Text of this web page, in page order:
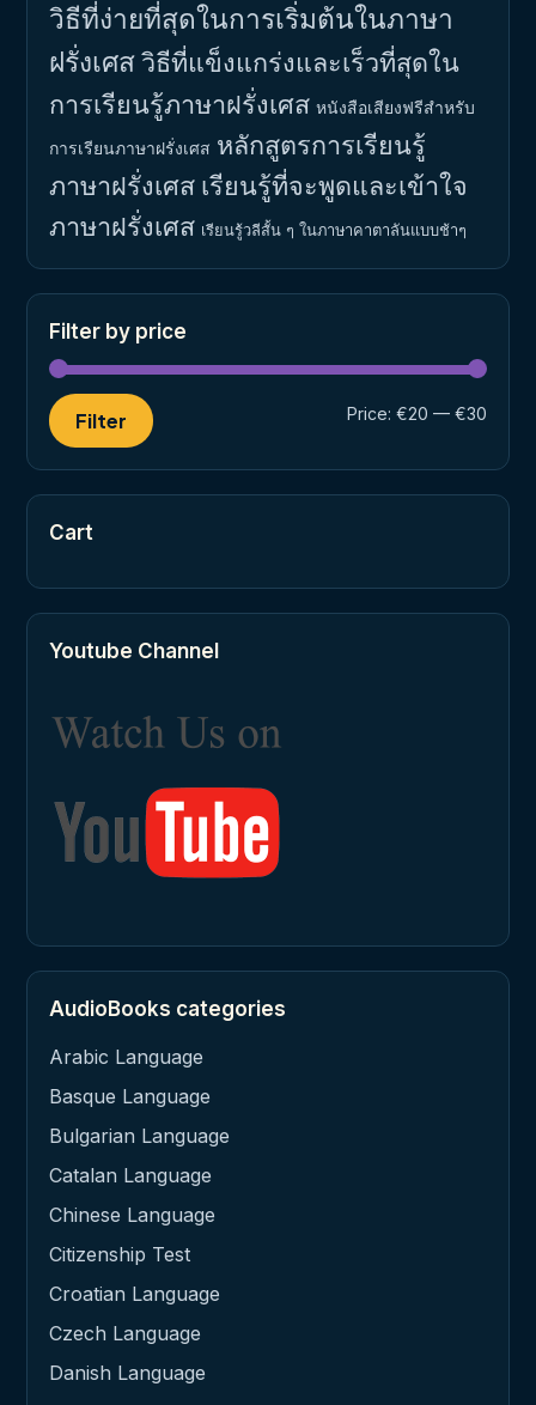
วิธีที่ง่ายที่สุดในการเริ่มต้นในภาษา
ฝรั่งเศสวิธีที่แข็งแกร่งและเร็วที่สุดใน
การเรียนรู้ภาษาฝรั่งเศส หนังสือเสียงฟรีสำหรับ
การเรียนภาษาฝรั่งเศส หลักสูตรการเรียนรู้
ภาษาฝรั่งเศส เรียนรู้ที่จะพูดและเข้าใจ
ภาษาฝรั่งเศส เรียนรู้วลีสั้น ๆ ในภาษาคาตาลันแบบช้าๆ
Filter by price
Filter Price: €20 — €30
Cart
Youtube Channel
AudioBooks categories
Arabic Language
Basque Language
Bulgarian Language
Catalan Language
Chinese Language
Citizenship Test
Croatian Language
Czech Language
Danish Language